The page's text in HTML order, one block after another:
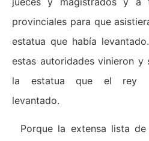
provinciales para que
estatua que había levantado.
estas autoridades vinieron y
la estatua que el rey
levantado.
Porque la extensa lista de